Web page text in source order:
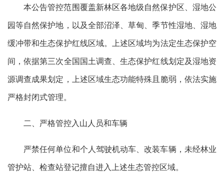
本公告管控范围覆盖新林区各地级自然保护区、湿地公
园等自然保护地，以及全部沼泽、草甸、季节性湿地、湿地
缓冲带和生态保护红线区域。上述区域均为法定生态保护空
间，依据第三次全国国土调查、生态保护红线划定及湿地资
源调查成果划定， 上述区域生态功能特殊且脆弱，依法实施
严格封闭式管理。
二、严格管控入山人员和车辆
严禁任何单位和个人驾驶机动车、改装车辆 ， 未经林业
管护站、检查站登记擅自进入上述生态管控区域。